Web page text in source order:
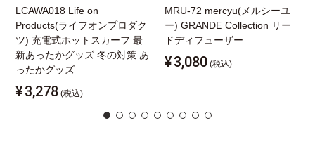
LCAWA018 Life on
Products(ライフオンプロダク
ツ) 充電式ホットスカーフ 最
新あったかグッズ 冬の対策 あ
ったかグッズ
¥3,278 (税込)
MRU-72 mercyu(メルシーユ
ー) GRANDE Collection リー
ドディフューザー
¥3,080 (税込)